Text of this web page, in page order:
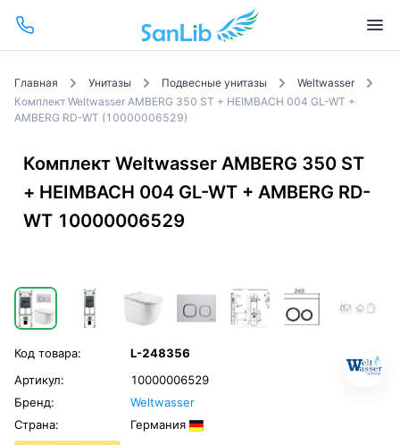
Главная Унитазы Подвесные унитазы
Weltwasser
Комплект Weltwasser AMBERG 350 ST + HEIMBACH 004 GL-WT +
AMBERG RD-WT (10000006529)
Комплект Weltwasser AMBERG 350 ST
+ HEIMBACH 004 GL-WT + AMBERG RD-
WT 10000006529
Код товара:
L-248356
Артикул:
10000006529
Бренд:
Weltwasser
Страна:
Германия